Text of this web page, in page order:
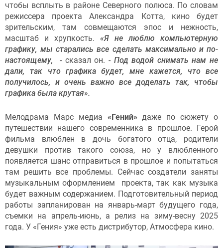
чтобы всплыть в районе Северного полюса. По словам
режиссера проекта Александра Котта, кино будет
зрительским, там совмещаются эпос и нежность,
масштаб и хрупкость. «Я не люблю компьютерную
графику, мы старались все сделать максимально и по-
настоящему,
- сказал он. - Под водой снимать нам не
дали, так что графика будет, мне кажется, что все
получилось, и очень важно все доделать так, чтобы
графика была крутая».
Мелодрама Марс медиа «Гений» даже по сюжету о
путешествии нашего современника в прошлое. Герой
фильма влюблен в дочь богатого отца, родители
девушки против такого союза, но у влюбленного
появляется шанс отправиться в прошлое и попытаться
там решить все проблемы. Сейчас создатели заняты
музыкальным оформлением проекта, так как музыка
будет важным содержанием. Подготовительный период
работы запланирован на январь-март будущего года,
съемки на апрель-июнь, а релиз на зиму-весну 2025
года. У «Гения» уже есть дистрибутор, Атмосфера кино.